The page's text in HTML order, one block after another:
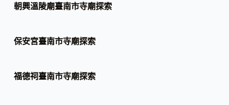
朝興溫陵廟臺南市寺廟探索
保安宮臺南市寺廟探索
福德祠臺南市寺廟探索